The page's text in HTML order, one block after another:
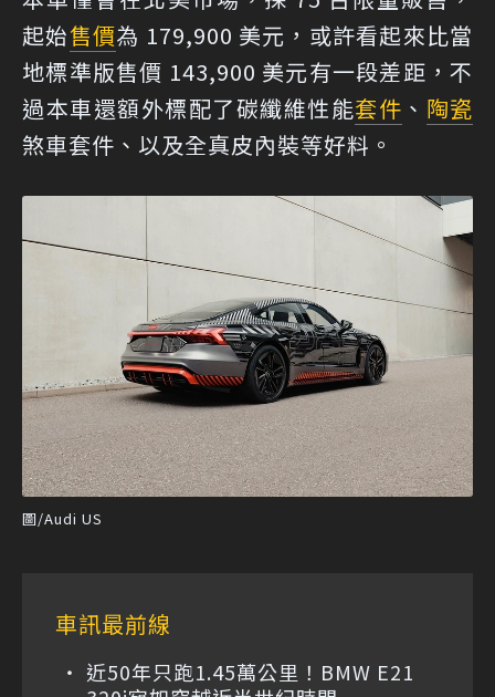
起始售價為 179,900 美元，或許看起來比當
地標準版售價 143,900 美元有一段差距，不
過本車還額外標配了碳纖維性能套件 、 陶瓷
煞車套件、以及全真皮內裝等好料。
圖/Audi US
車訊最前線
近50年只跑1.45萬公里！BMW E21